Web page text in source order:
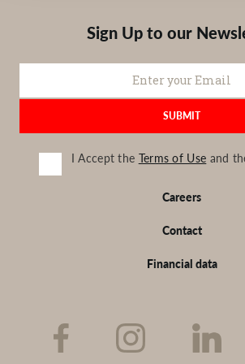
Sign Up to our
I Accept the Terms of Use and
Footer
Careers
Contact
Financial data